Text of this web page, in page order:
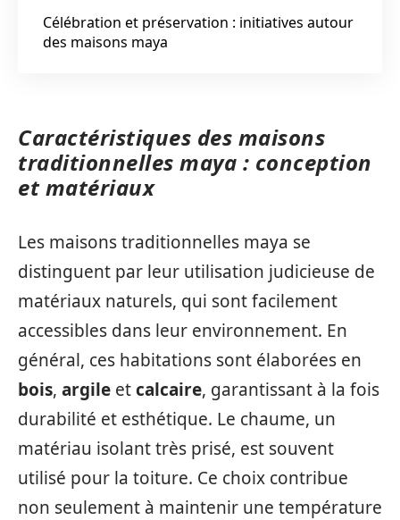
Célébration et préservation : initiatives autour
des maisons maya
Caractéristiques des maisons
traditionnelles maya : conception
et matériaux
Les maisons traditionnelles maya se
distinguent par leur utilisation judicieuse de
matériaux naturels, qui sont facilement
accessibles dans leur environnement. En
général, ces habitations sont élaborées en
bois, argile etcalcaire, garantissant à la fois
durabilité et esthétique. Le chaume, un
matériau isolant très prisé, est souvent
utilisé pour la toiture. Ce choix contribue
non seulement à maintenir une température